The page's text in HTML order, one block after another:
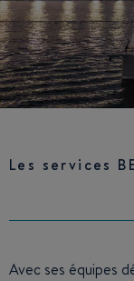
Les services
Avec ses équipes